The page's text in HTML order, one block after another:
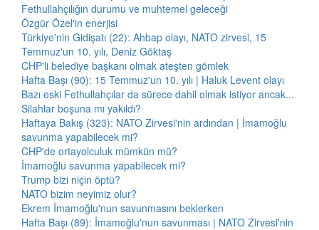
Fethullahçılığın durumu ve muhtemel geleceği
Özgür Özel'in enerjisi
Türkiye'nin Gidişatı (22): Ahbap olayı, NATO zirvesi, 15
Temmuz'un 10. yılı, Deniz Göktaş
CHP'li belediye başkanı olmak ateşten gömlek
Hafta Başı (90): 15 Temmuz'un 10. yılı | Haluk Levent olayı
Bazı eski Fethullahçılar da sürece dahil olmak istiyor ancak...
Silahlar boşuna mı yakıldı?
Haftaya Bakış (323): NATO Zirvesi'nin ardından | İmamoğlu
savunma yapabilecek mi?
CHP'de ortayolculuk mümkün mü?
İmamoğlu savunma yapabilecek mi?
Trump bizi niçin öptü?
NATO bizim neyimiz olur?
Ekrem İmamoğlu'nun savunmasını beklerken
Hafta Başı (89): İmamoğlu'nun savunması | NATO Zirvesi'nin